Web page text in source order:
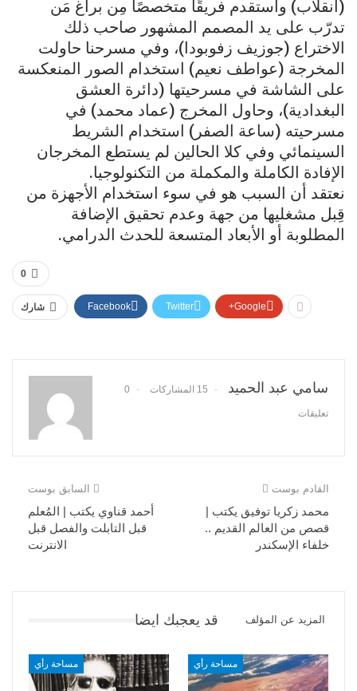
(انقلاب) واستقدم فريقًا متخصصًا مِن براغ مَن
تدرّب على يد المصمم المشهور صاحب ذلك
الاختراع (جوزيف زفوبودا)، وفي مسرحنا حاولت
المخرجة (عواطف نعيم) استخدام الصور المنعكسة
على الشاشة في مسرحيتها (دائرة العشق
البغدادية)، وحاول المخرج (عماد محمد) في
مسرحيته (ساعة الصفر) استخدام الشريط
السينمائي وفي كلا الحالين لم يستطع المخرجان
الإفادة الكاملة والمكملة من التكنولوجيا.
نعتقد أن السبب هو في سوء استخدام الأجهزة من
قِبل مشغليها من جهة وعدم تحقيق الإضافة
المطلوبة أو الأبعاد المتسعة للحدث الدرامي.
0
شارك Facebook Twitter Google+
سامي عبد الحميد 15 المشاركات 0
تعليقات
السابق بوست
أحمد قناوي يكتب | المُعلم
قبل التابلت والفصل قبل
الانترنت
القادم بوست
محمد زكريا توفيق يكتب |
قصص من العالم القديم ..
خلفاء الإسكندر
قد يعجبك ايضا المزيد عن المؤلف
مساحة رأي مساحة رأي